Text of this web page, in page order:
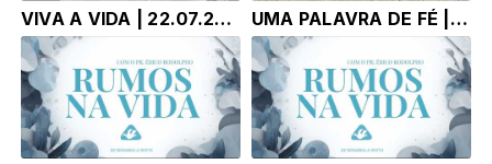
VIVA A VIDA | 22.07.26 | Pr: Alexandre Faria UMA PALAVRA DE FÉ | 22.06.26 |